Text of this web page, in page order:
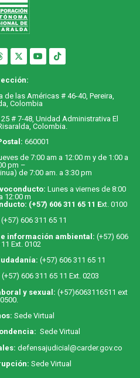
de las Américas # 46-40, Pereira,
Colombia
# 7-48, Unidad Administrativa El
Colombia.
660001
de 7:00 am a 12:00 m y de 1:00 a
pm –
de 7:00 am. a 3:30 pm
Lunes a viernes de 8:00
12:00 m
(+57) 606 311 65 11 Ext. 0100
(+57) 606 311 65 11
información ambiental: (+57) 606
Ext. 0102
(+57) 606 311 65 11
(+57) 606 311 65 11 Ext. 0203
y sexual: (+57)6063116511 ext
0500.
Sede Virtual
Sede Virtual
defensajudicial@carder.gov.co
Sede Virtual